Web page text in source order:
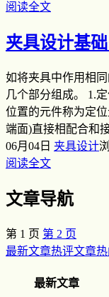
阅读全文
夹具设计基
如将夹具中作用相
几个部分组成。 1.
位置的元件称为定
端面)直接相配合和
06月04日 夹具设计
阅读全文
文章导航
第 1 页 第 2 页
最新文章热评文章
最新文章